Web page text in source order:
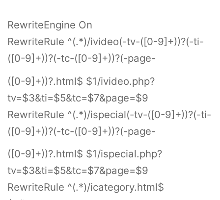
RewriteEngine On
RewriteRule ^(.*)/ivideo(-tv-([0-9]+))?(-ti-
([0-9]+))?(-tc-([0-9]+))?(-page-
([0-9]+))?.html$ $1/ivideo.php?
tv=$3&ti=$5&tc=$7&page=$9
RewriteRule ^(.*)/ispecial(-tv-([0-9]+))?(-ti-
([0-9]+))?(-tc-([0-9]+))?(-page-
([0-9]+))?.html$ $1/ispecial.php?
tv=$3&ti=$5&tc=$7&page=$9
RewriteRule ^(.*)/icategory.html$